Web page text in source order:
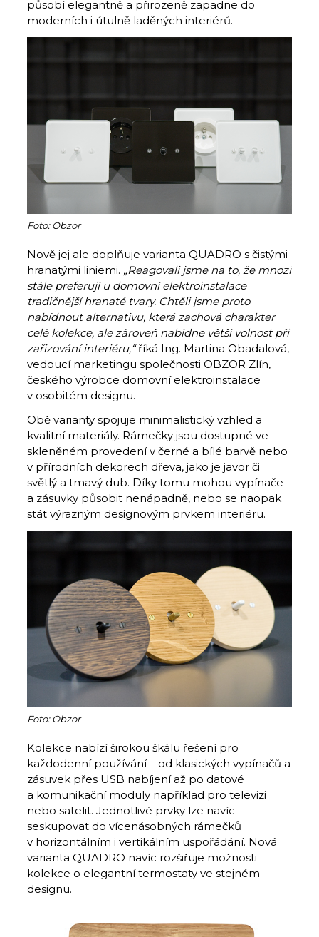
působí elegantně a přirozeně zapadne do
moderních i útulně laděných interiérů.
Foto: Obzor
Nově jej ale doplňuje varianta QUADRO s čistými
hranatými liniemi. „Reagovali jsme na to, že mnozí
stále preferují u domovní elektroinstalace
tradičnější hranaté tvary. Chtěli jsme proto
nabídnout alternativu, která zachová charakter
celé kolekce, ale zároveň nabídne větší volnost při
zařizování interiéru,“říká Ing. Martina Obadalová,
vedoucí marketingu společnosti OBZOR Zlín,
českého výrobce domovní elektroinstalace
v osobitém designu.
Obě varianty spojuje minimalistický vzhled a
kvalitní materiály. Rámečky jsou dostupné ve
skleněném provedení v černé a bílé barvě nebo
v přírodních dekorech dřeva, jako je javor či
světlý a tmavý dub. Díky tomu mohou vypínače
a zásuvky působit nenápadně, nebo se naopak
stát výrazným designovým prvkem interiéru.
Foto: Obzor
Kolekce nabízí širokou škálu řešení pro
každodenní používání – od klasických vypínačů a
zásuvek přes USB nabíjení až po datové
a komunikační moduly například pro televizi
nebo satelit. Jednotlivé prvky lze navíc
seskupovat do vícenásobných rámečků
v horizontálním i vertikálním uspořádání. Nová
varianta QUADRO navíc rozšiřuje možnosti
kolekce o elegantní termostaty ve stejném
designu.